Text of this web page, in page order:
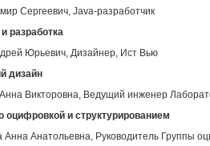
Сергеевич, Java-разработчик
разработка
Юрьевич, Дизайнер, Ист Вью
дизайн
Викторовна, Ведущий инженер
оцифровкой и структурированием
Анна Анатольевна, Руководитель Группы